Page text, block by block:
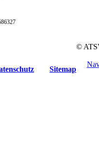
©
Sitemap